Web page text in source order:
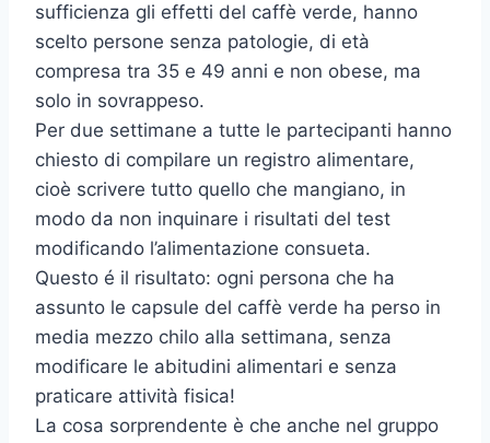
sufficienza gli effetti del caffè verde, hanno
scelto persone senza patologie, di età
compresa tra 35 e 49 anni e non obese, ma
solo in sovrappeso.
Per due settimane a tutte le partecipanti hanno
chiesto di compilare un registro alimentare,
cioè scrivere tutto quello che mangiano, in
modo da non inquinare i risultati del test
modificando l’alimentazione consueta.
Questo é il risultato: ogni persona che ha
assunto le capsule del caffè verde ha perso in
media mezzo chilo alla settimana, senza
modificare le abitudini alimentari e senza
praticare attività fisica!
La cosa sorprendente è che anche nel gruppo